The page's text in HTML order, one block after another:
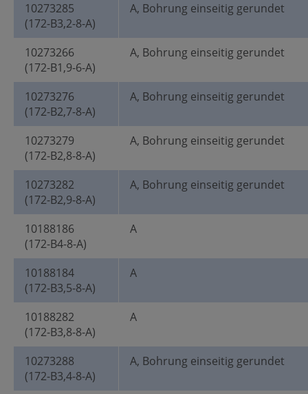
10273285
(172-B3,2-8-A)
A, Bohrung einseitig gerundet
10273266
(172-B1,9-6-A)
A, Bohrung einseitig gerundet
10273276
(172-B2,7-8-A)
A, Bohrung einseitig gerundet
10273279
(172-B2,8-8-A)
A, Bohrung einseitig gerundet
10273282
(172-B2,9-8-A)
A, Bohrung einseitig gerundet
10188186
(172-B4-8-A)
A
10188184
(172-B3,5-8-A)
A
10188282
(172-B3,8-8-A)
A
10273288
(172-B3,4-8-A)
A, Bohrung einseitig gerundet